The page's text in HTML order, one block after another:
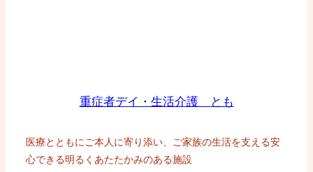
重症者デイ・生活介護 とも
医療とともにご本人に寄り添い、ご家族の生活を支える安
心できる明るくあたたかみのある施設